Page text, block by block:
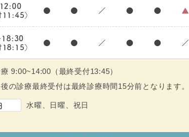
11:45）
● ● ／ ● ● ▲
18:30
18:15）
● ● ／ ● ● ／
9:00~14:00（最終受付13:45）
の診療最終受付は最終診療時間15分前となります。
水曜、日曜、祝日